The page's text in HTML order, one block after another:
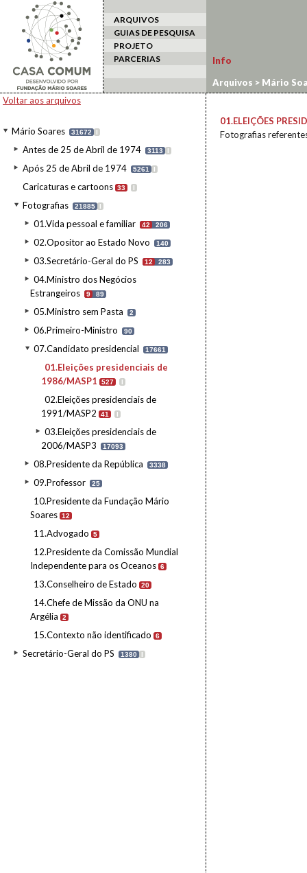
ARQUIVOS
GUIAS DE PESQUISA
PROJETO
PARCERIAS
Voltar aos arquivos
Mário Soares 31672 I
Antes de 25 de Abril de 1974 3113 I
Após 25 de Abril de 1974 5261 I
Caricaturas e cartoons 33 I
Fotografias 21885 I
01.Vida pessoal e familiar 42 206
02.Opositor ao Estado Novo 140
03.Secretário-Geral do PS 12 283
04.Ministro dos Negócios
Estrangeiros
9 89
05.Ministro sem Pasta 2
06.Primeiro-Ministro 90
07.Candidato presidencial 17661
01.Eleições presidenciais de
1986/MASP1
527 I
02.Eleições presidenciais de
1991/MASP2
41 I
03.Eleições presidenciais de
2006/MASP3
17093
08.Presidente da República 3338
09.Professor 25
10.Presidente da Fundação Mário
Soares 12
11.Advogado 5
12.Presidente da Comissão Mundial
Independente para os Oceanos 6
13.Conselheiro de Estado 20
14.Chefe de Missão da ONU na
Argélia
2
15.Contexto não identificado 6
Secretário-Geral do PS 1380 I
Info
Arquivos > Mário
1986/MASP1
01.ELEIÇÕES
Fotografias